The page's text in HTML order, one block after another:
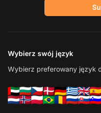
Wybierz swój język
Wybierz preferowany język